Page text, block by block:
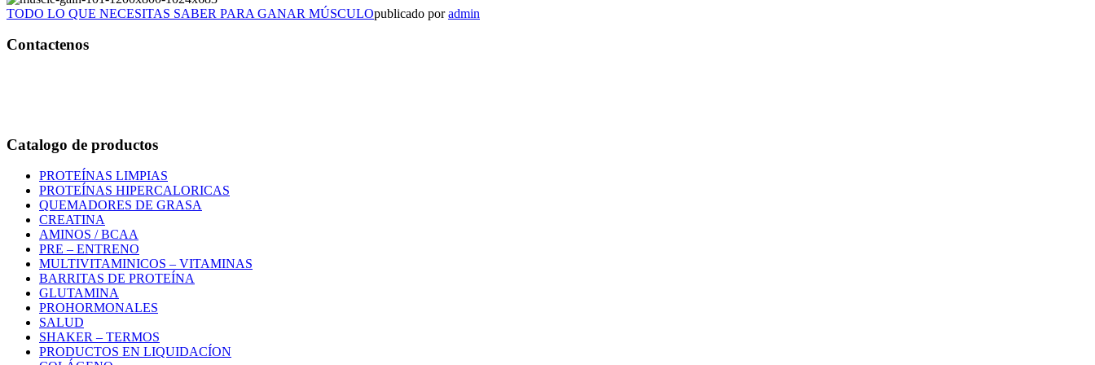
TODO LO QUE NECESITAS SABER PARA GANAR MÚSCULOpublicado poradmin
Contactenos
Catalogo de productos
PROTEÍNAS LIMPIAS
PROTEÍNAS HIPERCALORICAS
QUEMADORES DE GRASA
CREATINA
AMINOS / BCAA
PRE – ENTRENO
MULTIVITAMINICOS – VITAMINAS
BARRITAS DE PROTEÍNA
GLUTAMINA
PROHORMONALES
SALUD
SHAKER – TERMOS
PRODUCTOS EN LIQUIDACÍON